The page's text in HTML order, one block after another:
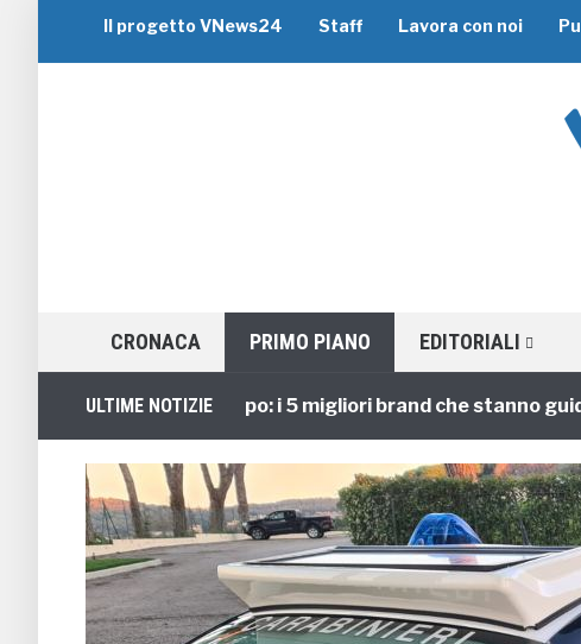
Il progetto VNews24 Staff Lavora con noi
CRONACA PRIMO PIANO EDITORIALI
ULTIME NOTIZIE
Viaggi di Gruppo: i 5 migliori brand che stanno